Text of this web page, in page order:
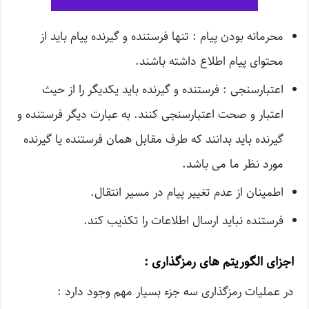
محرمانه بودن پیام : تنها فرستنده و گیرنده پیام باید از
محتوای پیام اطلاع داشته باشند.
اعتبارسنجی : فرستنده و گیرنده باید یکدیگر را از حیث
اعتبار و صحت اعتبارسنجی کنند. به عبارت دیگر فرستنده و
گیرنده باید بدانند که طرف مقابل همان فرستنده یا گیرنده
مورد نظر ما می باشد.
اطمینان از عدم تغییر پیام در مسیر انتقال.
فرستنده نباید ارسال اطلاعات را تکذیب کند.
اجزای الگوریتم های رمزگذاری :
در عملیات رمزگذاری سه جزء بسیار مهم وجود دارد :